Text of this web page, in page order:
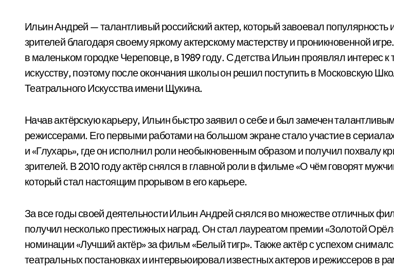
Ильин Андрей — талантливый российский актер, который завоевал популярность
зрителей благодаря своему яркому актерскому мастерству и проникновенной
в маленьком городке Череповце, в 1989 году. С детства Ильин проявлял интерес к
искусству, поэтому после окончания школы он решил поступить в Московскую
Театрального Искусства имени Щукина.
Начав актёрскую карьеру, Ильин быстро заявил о себе и был замечен
режиссерами. Его первыми работами на большом экране стало участие в
и «Глухарь», где он исполнил роли необыкновенным образом и получил похвалу
зрителей. В 2010 году актёр снялся в главной роли в фильме «О чём говорят
который стал настоящим прорывом в его карьере.
За все годы своей деятельности Ильин Андрей снялся во множестве отличных
получил несколько престижных наград. Он стал лауреатом премии «Золотой
номинации «Лучший актёр» за фильм «Белый тигр». Также актёр с успехом
театральных постановках и интервьюировал известных актеров и режиссеров в